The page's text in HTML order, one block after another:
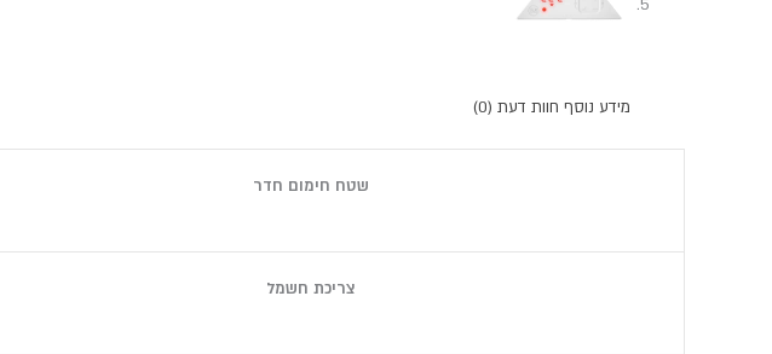
מידע נוסף חוות דעת (0)
שטח חימום חדר
צריכת חשמל